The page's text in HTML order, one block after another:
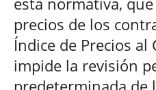
precios de los
Índice de Precios al
impide la revisión
predeterminada de